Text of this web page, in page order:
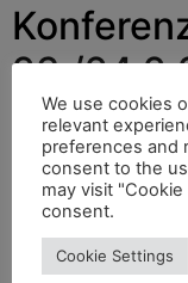
23./
Die nunmehr
23. und 24.
We use cookies
relevant
preferences and
consent to the
may visit
consent.
Cookie Settings